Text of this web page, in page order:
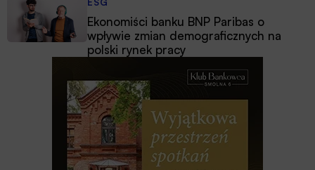
ESG
Ekonomiści banku BNP Paribas o
wpływie zmian demograficznych na
polski rynek pracy